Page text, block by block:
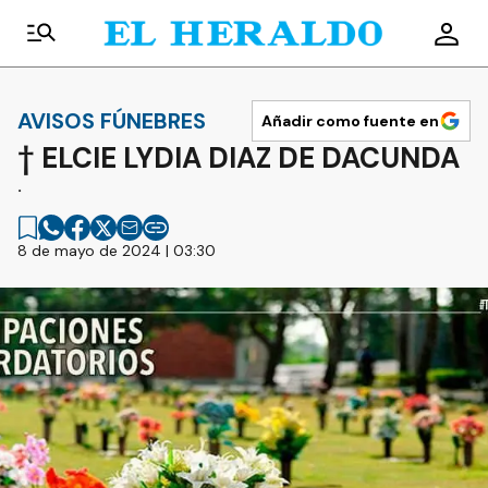
AVISOS FÚNEBRES Añadir como fuente en
† ELCIE LYDIA DIAZ DE DACUNDA
.
8 de mayo de 2024 | 03:30